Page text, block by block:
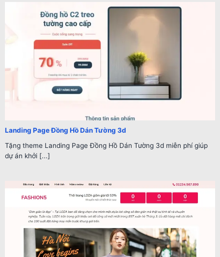
Landing Page Đồng Hồ Dán Tường 3d
Tặng theme Landing Page Đồng Hồ Dán Tường 3d miễn phí giúp
dự án khởi [...]